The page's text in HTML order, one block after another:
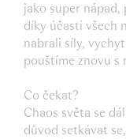
jako super
díky účasti všech
nabrali síly,
pouštíme znovu s
Co čekat?
Chaos světa se
důvod setkávat